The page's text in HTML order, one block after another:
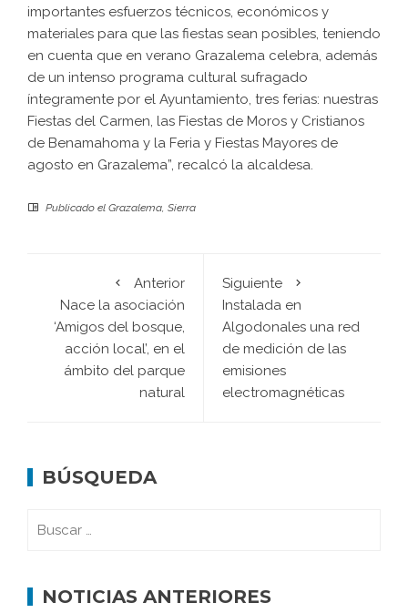
importantes esfuerzos técnicos, económicos y
materiales para que las fiestas sean posibles, teniendo
en cuenta que en verano Grazalema celebra, además
de un intenso programa cultural sufragado
íntegramente por el Ayuntamiento, tres ferias: nuestras
Fiestas del Carmen, las Fiestas de Moros y Cristianos
de Benamahoma y la Feria y Fiestas Mayores de
agosto en Grazalema”, recalcó la alcaldesa.
Publicado el Grazalema, Sierra
Anterior
Nace la asociación
‘Amigos del bosque,
acción local’, en el
ámbito del parque
natural
Siguiente
Instalada en
Algodonales una red
de medición de las
emisiones
electromagnéticas
BÚSQUEDA
NOTICIAS ANTERIORES